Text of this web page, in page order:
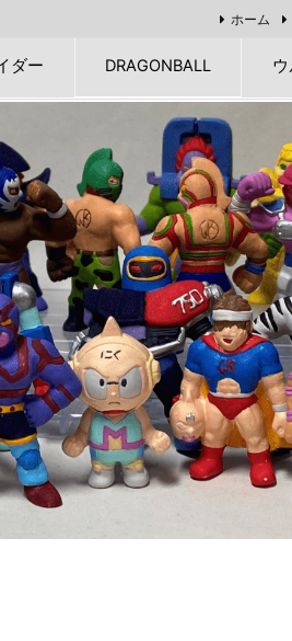
ダー DRAGONBALL
ホーム